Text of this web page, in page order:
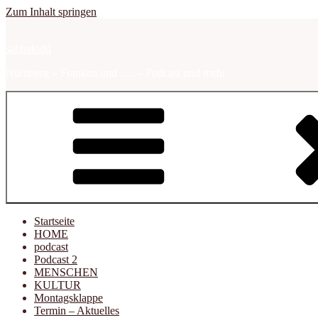
Zum Inhalt springen
Startseite
HOME
podcast
Podcast 2
MENSCHEN
KULTUR
Montagsklappe
Termin – Aktuelles